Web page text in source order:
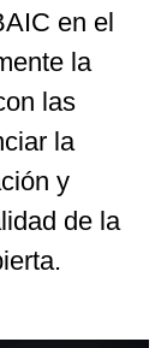
en el
la
las
la
y
de la